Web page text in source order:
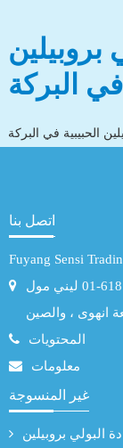
بروبيلين
في البركة
الحبيبية في البركة
اتصل بنا
Fuyang Sensi
د 618-01 ليني مول yingquan حي ، مدينة
انهوى ، والصين
المحتويات
معلومات
غير المنسوجة